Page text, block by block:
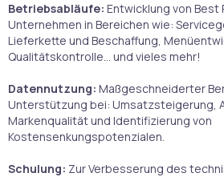
Betriebsabläufe: Entwicklung von
Unternehmen in Bereichen wie:
Lieferkette und Beschaffung,
Qualitätskontrolle… und vieles mehr!
Datennutzung: Maßgeschneiderter
Unterstützung bei: Umsatzsteigerung,
Markenqualität und Identifizierung von
Kostensenkungspotenzialen.
Schulung: Zur Verbesserung des